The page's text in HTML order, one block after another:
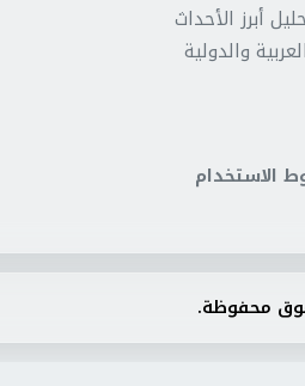
أبرز الأحداث
والدولية
الاستخدام